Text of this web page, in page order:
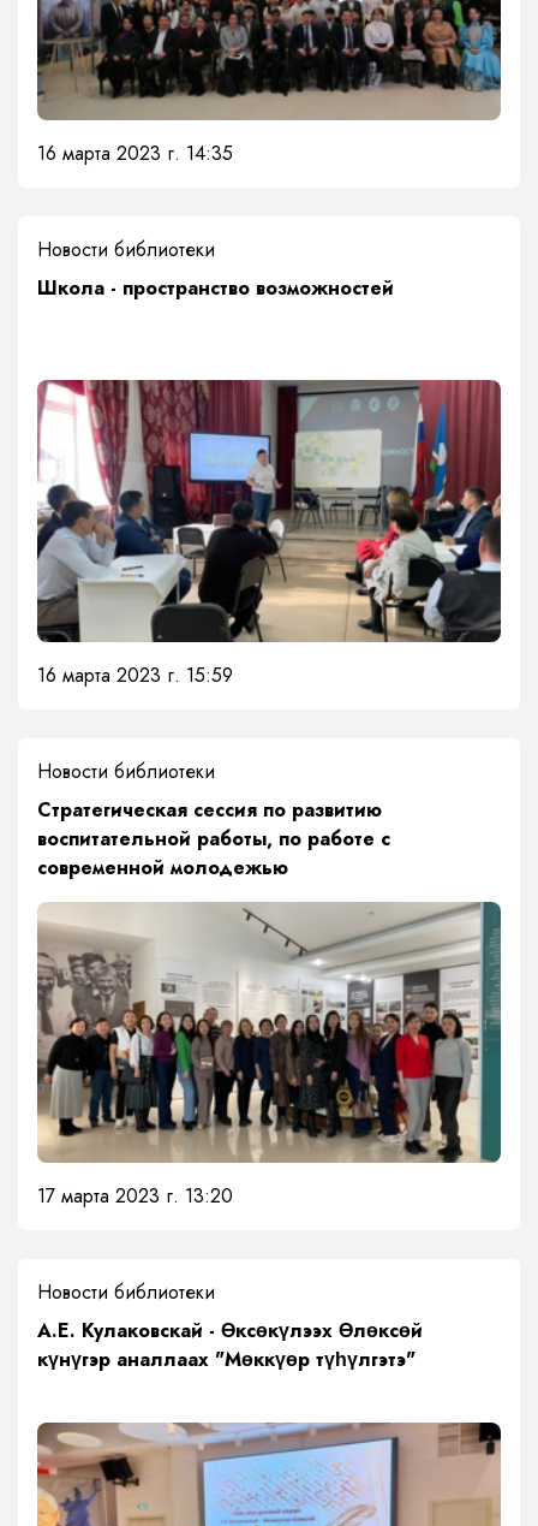
16 марта 2023 г. 14:35
Новости библиотеки
Школа - пространство возможностей
16 марта 2023 г. 15:59
Новости библиотеки
Стратегическая сессия по развитию
воспитательной работы, по работе с
современной молодежью
17 марта 2023 г. 13:20
Новости библиотеки
А.Е. Кулаковскай - Өксөкүлээх Өлөксөй
күнүгэр аналлаах "Мөккүөр түһүлгэтэ"